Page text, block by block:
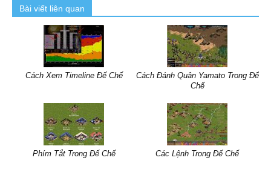
Bài viết liên quan
Cách Xem Timeline Đế Chế
Cách Đánh Quân Yamato Trong Đế
Chế
Phím Tắt Trong Đế Chế Các Lệnh Trong Đế Chế